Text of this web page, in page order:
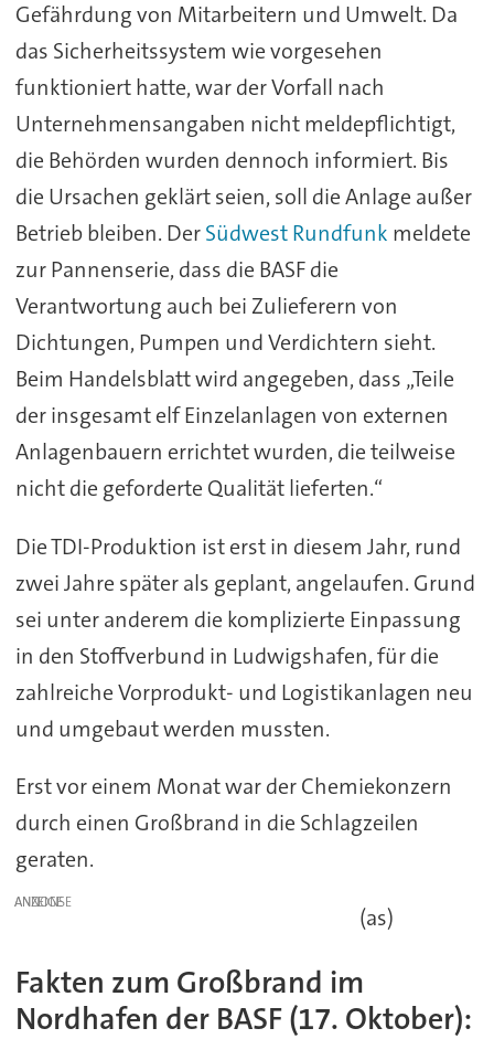
Gefährdung von Mitarbeitern und Umwelt. Da
das Sicherheitssystem wie vorgesehen
funktioniert hatte, war der Vorfall nach
Unternehmensangaben nicht meldepflichtigt,
die Behörden wurden dennoch informiert. Bis
die Ursachen geklärt seien, soll die Anlage außer
Betrieb bleiben. DerSüdwest Rundfunk meldete
zur Pannenserie, dass die BASF die
Verantwortung auch bei Zulieferern von
Dichtungen, Pumpen und Verdichtern sieht.
Beim Handelsblatt wird angegeben, dass „Teile
der insgesamt elf Einzelanlagen von externen
Anlagenbauern errichtet wurden, die teilweise
nicht die geforderte Qualität lieferten.“
Die TDI-Produktion ist erst in diesem Jahr, rund
zwei Jahre später als geplant, angelaufen. Grund
sei unter anderem die komplizierte Einpassung
in den Stoffverbund in Ludwigshafen, für die
zahlreiche Vorprodukt- und Logistikanlagen neu
und umgebaut werden mussten.
Erst vor einem Monat war der Chemiekonzern
durch einen Großbrand in die Schlagzeilen
geraten.
ANZEIGE
(as)
Fakten zum Großbrand im
Nordhafen der BASF (17. Oktober):